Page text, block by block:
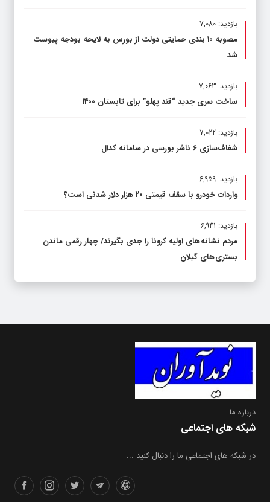
بازدید: 7,080
مصوبه ۱۰ بندی حمایتی دولت از بورس به لایحه بودجه پیوست
شد
بازدید: 7,063
ساخت سری جدید “قند پهلو” برای تابستان ۱۴۰۰
بازدید: 7,022
شفاف‌سازی ۶ ناشر بورسی در سامانه کدال
بازدید: 6,959
واردات خودرو با سقف قیمتی ۲۰ هزار دلار شدنی است؟
بازدید: 6,941
مردم نشانه های اولیه کرونا را جدی بگیرند/ چهار رقمی ماندن
بستری های گیلان
درباره ما
شبکه های اجتماعی
در شبکه های اجتماعی ما را دنبال کنید ...